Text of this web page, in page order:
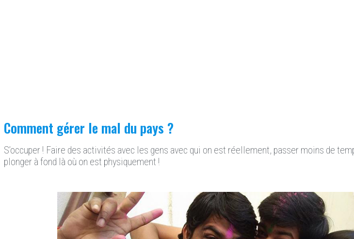
Comment gérer le mal du pays ?
S’occuper ! Faire des activités avec les gens avec qui on est réellement, passer moins de
plonger à fond là où on est physiquement !